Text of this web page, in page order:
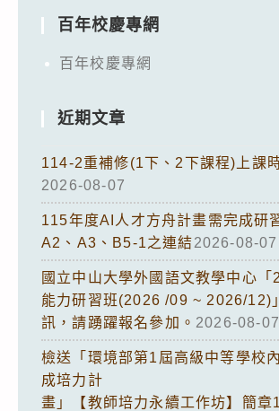
百年校慶專網
百年校慶專網
近期文章
114-2重補修(1下、2下課程)上課
2026-08-07
115年度AI人才方舟計畫需完成研
A2、A3、B5-1之連結2026-08-07
國立中山大學外國語文教學中心「
能力研習班(2026 /09 ~ 2026/12)
訊，請踴躍報名參加。 2026-08-07
檢送「環境部第1屆高級中等學校
成培力計
畫」【教師培力永續工作坊】簡章